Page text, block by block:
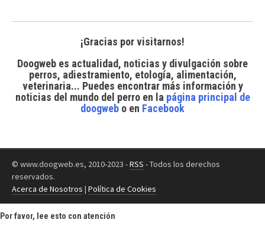
¡Gracias por visitarnos!
Doogweb es actualidad, noticias y divulgación sobre
perros, adiestramiento, etología, alimentación,
veterinaria... Puedes encontrar más información y
noticias del mundo del perroen la página principal de
doogweb o en Facebook
© www.doogweb.es, 2010-2023 -RSS - Todos los derechos
reservados.
Acerca de Nosotros | Política de Cookies
Por favor, lee esto con atención